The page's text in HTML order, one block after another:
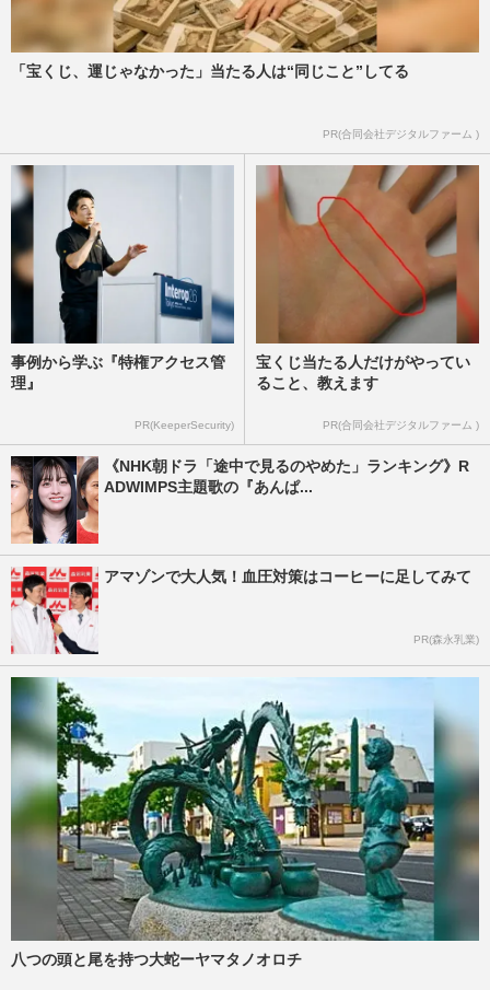
「宝くじ、運じゃなかった」当たる人は“同じこと”してる
PR(合同会社デジタルファーム )
事例から学ぶ『特権アクセス管
理』
PR(KeeperSecurity)
宝くじ当たる人だけがやってい
ること、教えます
PR(合同会社デジタルファーム )
《NHK朝ドラ「途中で見るのやめた」ランキング》R
ADWIMPS主題歌の『あんぱ...
アマゾンで大人気！血圧対策はコーヒーに足してみて
PR(森永乳業)
八つの頭と尾を持つ大蛇ーヤマタノオロチ